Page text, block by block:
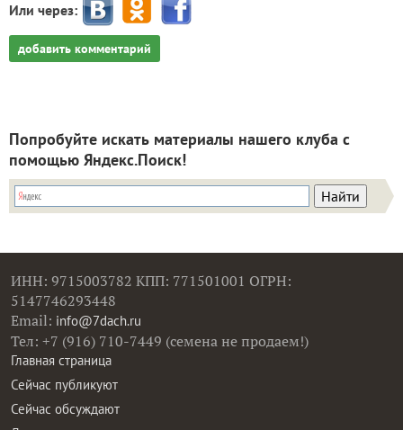
Или через:
добавить комментарий
Попробуйте искать материалы нашего клуба с
помощью Яндекс.Поиск!
ИНН: 9715003782 КПП: 771501001 ОГРН:
5147746293448
Email: info@7dach.ru
Тел: +7 (916) 710-7449 (семена не продаем!)
Главная страница
Сейчас публикуют
Сейчас обсуждают